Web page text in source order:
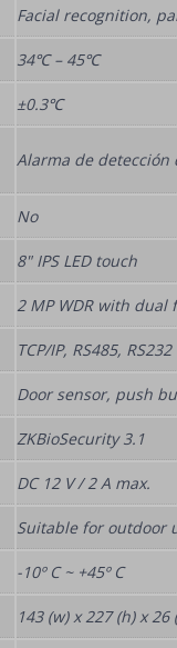
Facial recognition,
34℃ – 45℃
±0.3℃
Alarma de detección
No
8" IPS LED touch
2 MP WDR with dual
TCP/IP, RS485, RS232
Door sensor, push
ZKBioSecurity 3.1
DC 12 V / 2 A max.
Suitable for outdoor
-10º C ~ +45º C
143 (w) x 227 (h) x